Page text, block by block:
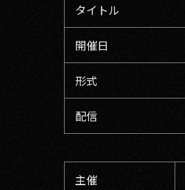
タイトル
開催日
形式
配信
主催